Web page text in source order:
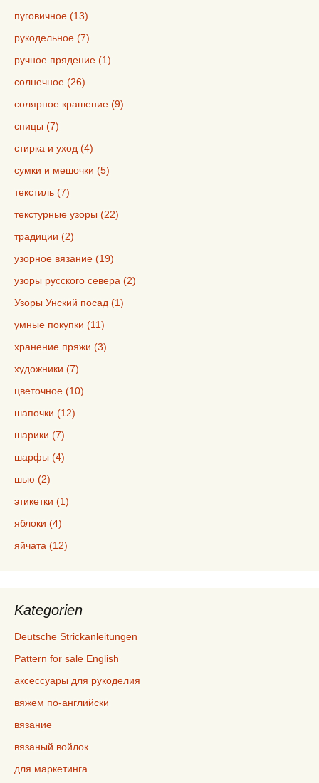
пуговичное (13)
рукодельное (7)
ручное прядение (1)
солнечное (26)
солярное крашение (9)
спицы (7)
стирка и уход (4)
сумки и мешочки (5)
текстиль (7)
текстурные узоры (22)
традиции (2)
узорное вязание (19)
узоры русского севера (2)
Узоры Унский посад (1)
умные покупки (11)
хранение пряжи (3)
художники (7)
цветочное (10)
шапочки (12)
шарики (7)
шарфы (4)
шью (2)
этикетки (1)
яблоки (4)
яйчата (12)
Kategorien
Deutsche Strickanleitungen
Pattern for sale English
аксессуары для рукоделия
вяжем по-английски
вязание
вязаный войлок
для маркетинга